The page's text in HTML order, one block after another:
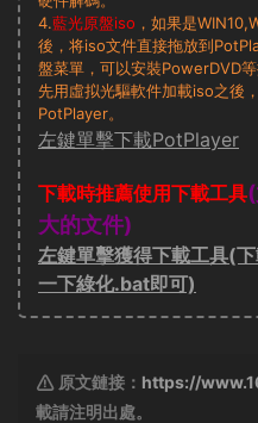
4.藍光原盤iso ，如果是
後，将iso文件直接拖放到
盤菜單，可以安裝PowerDVD
先用虛拟光驅軟件加載iso之後
PotPlayer。
左鍵單擊下載PotPlayer
下載時推薦使用下載工具
大的文件)
左鍵單擊獲得下載工具(
一下綠化.bat即可)
原文鏈接： https://
載請注明出處。